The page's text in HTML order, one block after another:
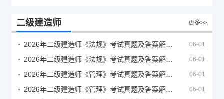
二级建造师 更多>>
06-01
06-01
06-01
06-01